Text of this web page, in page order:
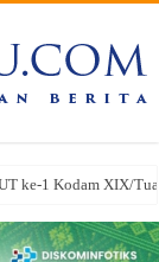
ke-1 Kodam XIX/